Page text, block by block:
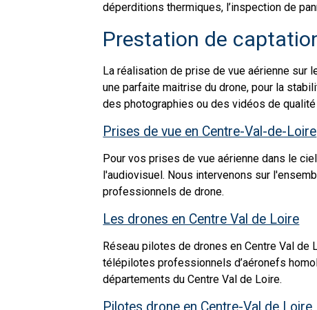
déperditions thermiques, l’inspection de
Prestation de
La réalisation de prise de vue aérienne sur
une parfaite maitrise du drone, pour la
des photographies ou des vidéos de
Prises de vue en Centre-Val-de-Loire
Pour vos prises de vue aérienne dans le
l'audiovisuel. Nous intervenons sur
professionnels de drone.
Les drones en Centre Val de Loire
Réseau pilotes de drones en Centre Val
télépilotes professionnels d’aéronefs
départements du Centre Val de Loire.